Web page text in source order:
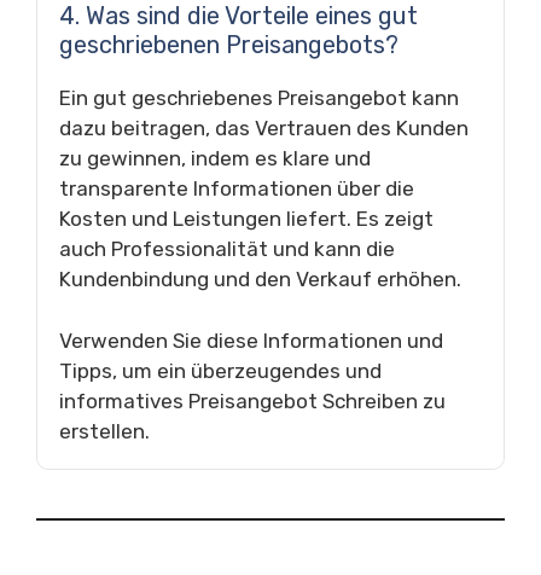
4. Was sind die Vorteile eines gut
geschriebenen Preisangebots?
Ein gut geschriebenes Preisangebot kann
dazu beitragen, das Vertrauen des Kunden
zu gewinnen, indem es klare und
transparente Informationen über die
Kosten und Leistungen liefert. Es zeigt
auch Professionalität und kann die
Kundenbindung und den Verkauf erhöhen.
Verwenden Sie diese Informationen und
Tipps, um ein überzeugendes und
informatives Preisangebot Schreiben zu
erstellen.